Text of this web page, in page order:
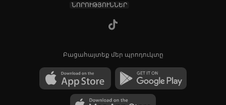
ՆՈՐՈՒԹՅՈՒՆՆԵՐ
Բացահայտեք մեր պրոդուկտը